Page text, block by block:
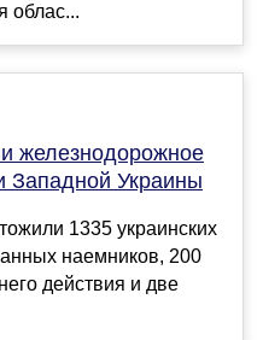
облас...
железнодорожное
Западной Украины
1335 украинских
наемников, 200
действия и две